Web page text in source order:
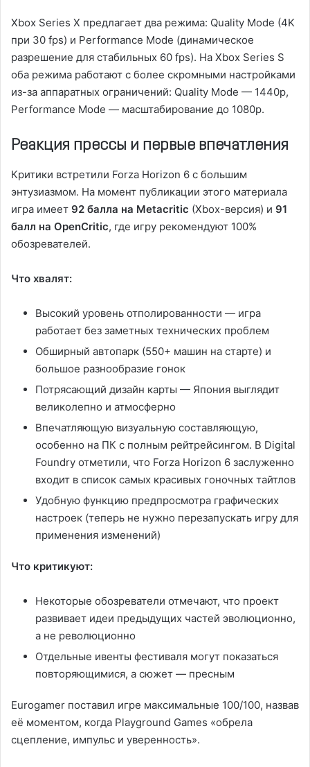
Xbox Series X предлагает два режима: Quality Mode (4K
при 30 fps) и Performance Mode (динамическое
разрешение для стабильных 60 fps). На Xbox Series S
оба режима работают с более скромными настройками
из-за аппаратных ограничений: Quality Mode — 1440p,
Performance Mode — масштабирование до 1080p.
Реакция прессы и первые впечатления
Критики встретили Forza Horizon 6 с большим
энтузиазмом. На момент публикации этого материала
игра имеет 92 балла на Metacritic (Xbox-версия) и 91
балл на OpenCritic, где игру рекомендуют 100%
обозревателей.
Что хвалят:
Высокий уровень отполированности — игра
работает без заметных технических проблем
Обширный автопарк (550+ машин на старте) и
большое разнообразие гонок
Потрясающий дизайн карты — Япония выглядит
великолепно и атмосферно
Впечатляющую визуальную составляющую,
особенно на ПК с полным рейтрейсингом. В Digital
Foundry отметили, что Forza Horizon 6 заслуженно
входит в список самых красивых гоночных тайтлов
Удобную функцию предпросмотра графических
настроек (теперь не нужно перезапускать игру для
применения изменений)
Что критикуют:
Некоторые обозреватели отмечают, что проект
развивает идеи предыдущих частей эволюционно,
а не революционно
Отдельные ивенты фестиваля могут показаться
повторяющимися, а сюжет — пресным
Eurogamer поставил игре максимальные 100/100, назвав
её моментом, когда Playground Games «обрела
сцепление, импульс и уверенность».